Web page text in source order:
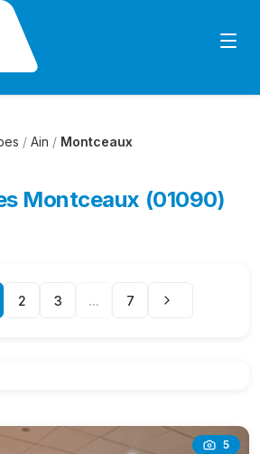
/ Ain / Montceaux
Montceaux (01090)
2 3 ... 7
5